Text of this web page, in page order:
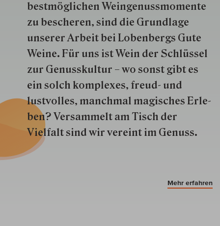
best­mög­lich­en Wein­genuss­momente
zu besche­ren, sind die Grund­lage
unserer Arbeit bei Lobenbergs Gute
Weine. Für uns ist Wein der Schlüs­sel
zur Genuss­kultur – wo sonst gibt es
ein solch kom­plexes, freud- und
lustvolles, manchmal ma­gisch­es Er­le­
ben? Versammelt am Tisch der
Vielfalt sind wir ver­eint im Genuss.
Mehr erfahren